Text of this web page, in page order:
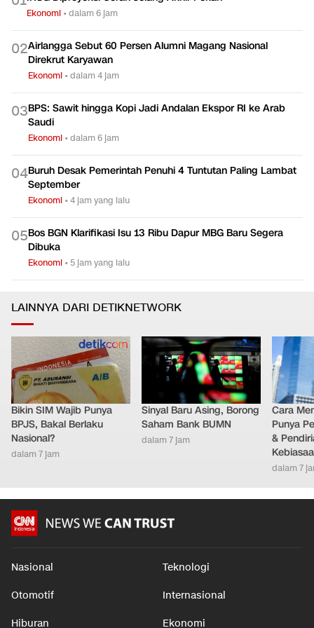
Ekonomi •dalam 6 jam
02Airlangga Sebut 60 Persen Alumni Magang Nasional
Direkrut Karyawan
Ekonomi •dalam 4 jam
03BPS: Sawit hingga Kopi Jadi Andalan Ekspor RI ke Arab
Saudi
Ekonomi •dalam 6 jam
04Buruh Desak Pemerintah Penuhi 4 Tuntutan Paling Lambat
September
Ekonomi •4 jam yang lalu
05Bos BGN Klarifikasi Isu 13 Ribu Dapur MBG Baru Segera
Dibuka
Ekonomi • 5 jam yang lalu
LAINNYA DARI DETIKNETWORK
Bikin SIM Wajib Punya
BPJS, Bakal Berlaku
Nasional?
dalam 7 jam
Sinyal Baru Asing, Borong
Saham Bank BUMN
dalam 7 jam
Cara
Punya
&
dalam 7
Nasional Teknologi
Otomotif Internasional
Hiburan Ekonomi